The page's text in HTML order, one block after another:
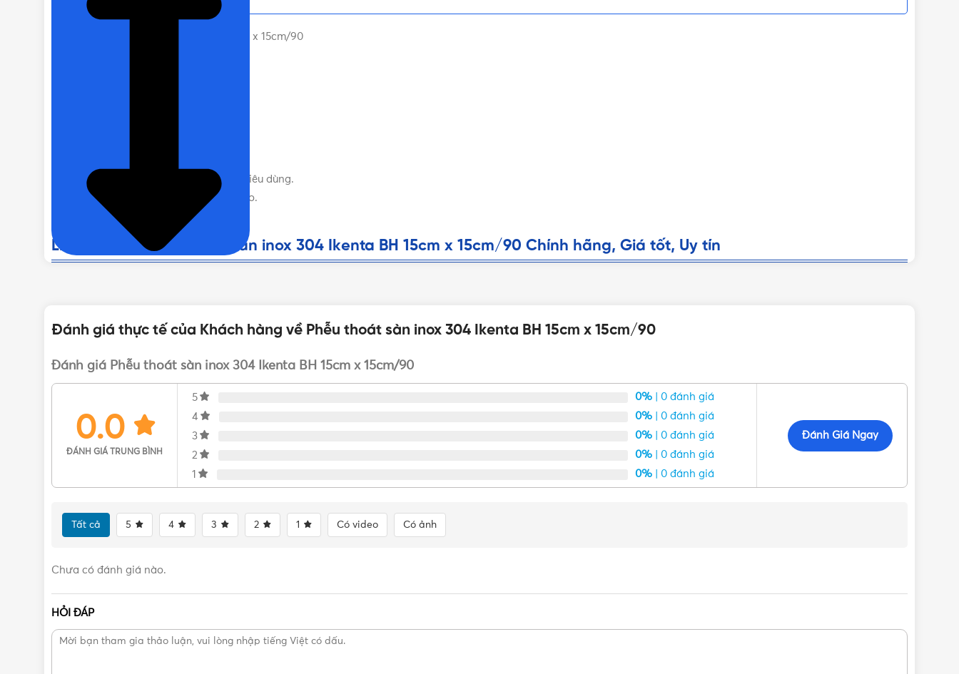
Phễu thoát sàn inox 304 Ikenta BH 15cm x 15cm/90
Giá thành hợp lý phù hợp với người tiêu dùng.
Sản phẩm dễ sử dụng,độ tiện nghi cao.
Liên hệ mua Phễu thoát sàn inox 304 Ikenta BH 15cm x 15cm/90 Chính hãng, Giá tốt, Uy tín
Đánh giá thực tế của Khách hàng về Phễu thoát sàn inox 304 Ikenta BH 15cm x 15cm/90
Đánh giá Phễu thoát sàn inox 304 Ikenta BH 15cm x 15cm/90
0.0
ĐÁNH GIÁ TRUNG BÌNH
5 0% | 0 đánh giá
4
0% | 0 đánh giá
3
0% | 0 đánh giá
2
0% | 0 đánh giá
1
0% | 0 đánh giá
Đánh Giá Ngay
Tất cả 5 4 3 2 1 Có video Có ảnh
Chưa có đánh giá nào.
HỎI ĐÁP